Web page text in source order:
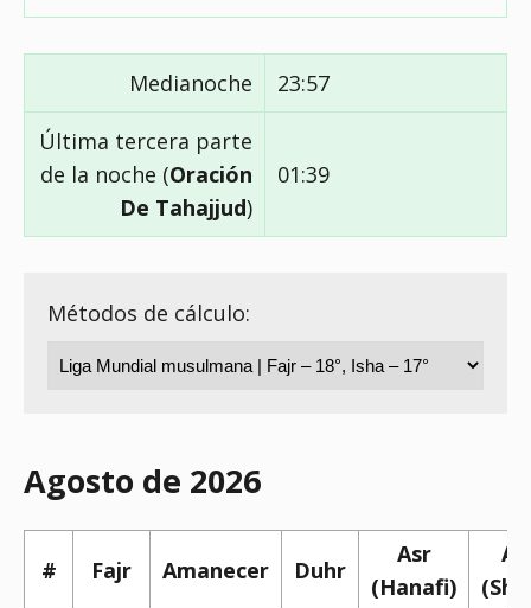
Medianoche 23:57
Última tercera parte
de la noche (Oración
De Tahajjud)
01:39
Métodos de cálculo:
Agosto de 2026
# Fajr Amanecer Duhr
Asr
(Hanafi)